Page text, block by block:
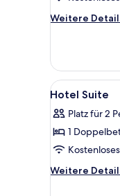
Weitere
Weitere
Yard
View
Room
Alle
Fotos
für
Hotel
Suite
anzeigen
2
Hotel Suite
Platz für 2
1
Weitere
Weitere